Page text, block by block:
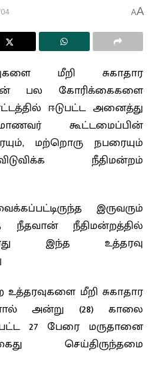
AA
மீறி சுகாதார
பல கோரிக்கைகளை
ஈடுபட்ட அனைத்து
கூட்டமைப்பின்
மற்றொரு நபரையும்
நீதிமன்றம்
இருவரும்
நீதவான் நீதிமன்றத்தில்
இந்த உத்தரவு
மீறி சுகாதார
அன்று (28) காலை
27 பேரை மருதானை
செய்திருந்தமை